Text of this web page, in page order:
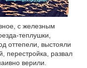
с железным
теплушки,
оттепели, выстояли
перестройка, развал
верили.